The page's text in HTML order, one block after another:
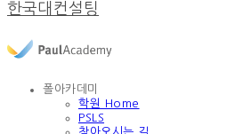
한국대컨설팅
폴아카데미
학원 Home
PSLS